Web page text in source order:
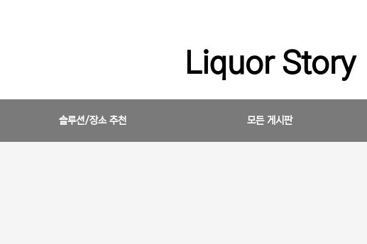
Liquor Story
솔루션/장소 추천 모든 게시판